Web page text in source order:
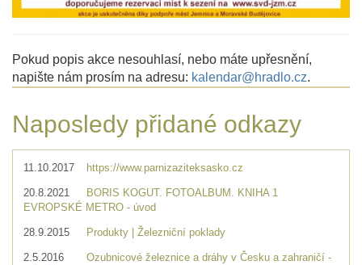
Pokud popis akce nesouhlasí, nebo máte upřesnění,
napište nám prosím na adresu: kalendar@hradlo.cz.
Naposledy přidané odkazy
11.10.2017 https://www.parnizaziteksasko.cz
20.8.2021
BORIS KOGUT. FOTOALBUM. KNIHA 1
EVROPSKÉ METRO - úvod
28.9.2015 Produkty | Železniční poklady
2.5.2016
Ozubnicové železnice a dráhy v Česku a zahraničí -